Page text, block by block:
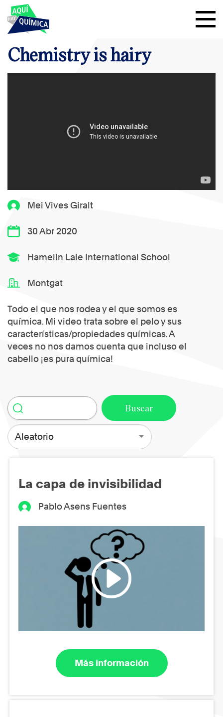
Mei Vives Giralt
30 Abr 2020
Hamelin Laie International School
Montgat
Todo el que nos rodea y el que somos es
química. Mi video trata sobre el pelo y sus
características/propiedades químicas. A
veces no nos damos cuenta que incluso el
cabello ¡es pura química!
Chemistry is hairy
Aleatorio
La capa de invisibilidad
Pablo Asens Fuentes
Más información